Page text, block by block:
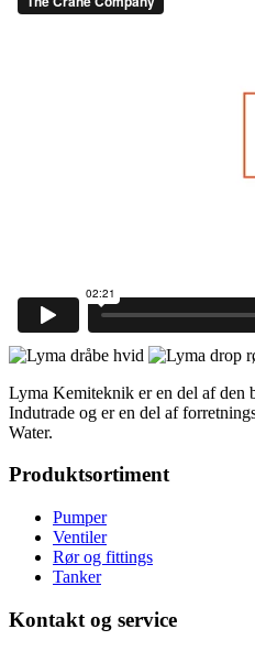
Lyma Kemiteknik er en del af den
Indutrade og er en del af
Water.
Produktsortiment
Pumper
Ventiler
Rør og fittings
Tanker
Kontakt og service